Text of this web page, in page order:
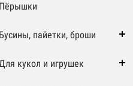
Пёрышки
Бусины, пайетки, броши
кукол и игрушек